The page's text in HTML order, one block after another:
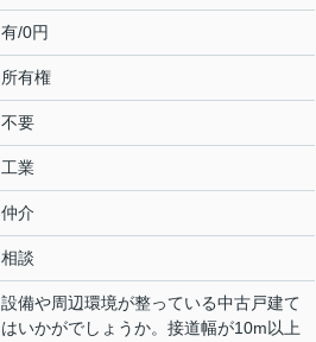
有/0円
所有権
不要
工業
仲介
相談
設備や周辺環境が整っている中古戸建て
はいかがでしょうか。接道幅が10m以上